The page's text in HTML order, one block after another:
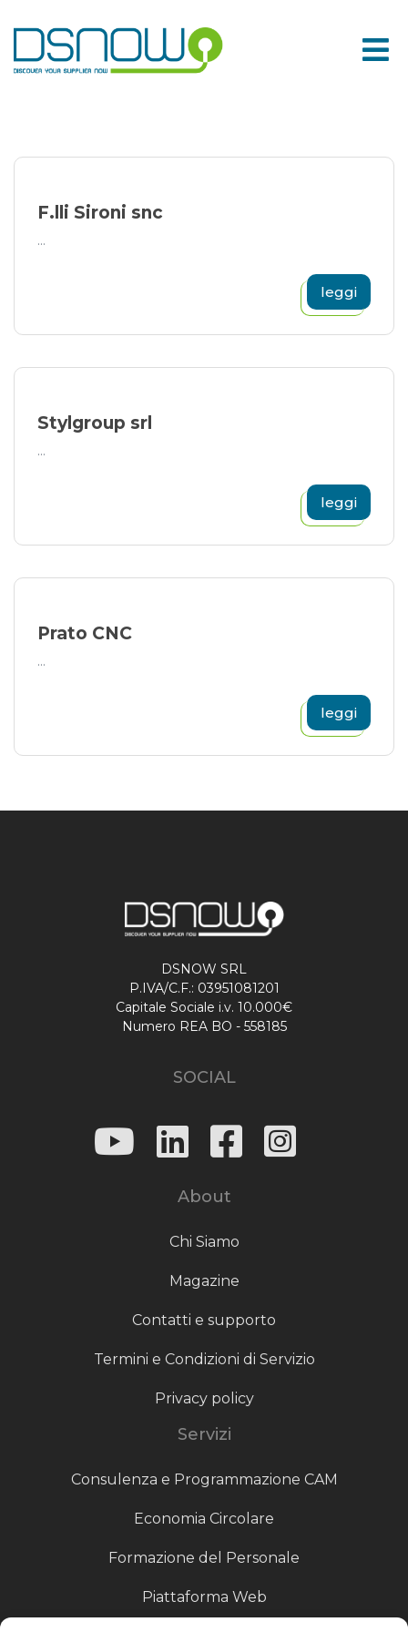
to
content
F.lli Sironi snc
...
leggi
Stylgroup srl
...
leggi
Prato CNC
...
leggi
DSNOW SRL
P.IVA/C.F.: 03951081201
Capitale Sociale i.v. 10.000€
Numero REA BO - 558185
SOCIAL
About
Chi Siamo
Magazine
Contatti e supporto
Termini e Condizioni di Servizio
Privacy policy
Servizi
Consulenza e Programmazione CAM
Economia Circolare
Formazione del Personale
Piattaforma Web